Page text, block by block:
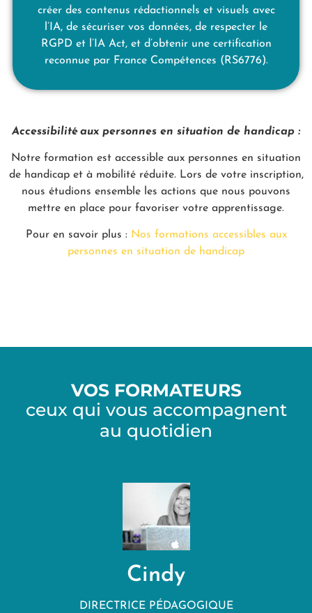
créer des contenus rédactionnels et visuels avec
l’IA, de sécuriser vos données, de respecter le
RGPD et l’IA Act, et d’obtenir une certification
reconnue par France Compétences (RS6776).
Accessibilité aux personnes en situation de handicap :
Notre formation est accessible aux personnes en situation
de handicap et à mobilité réduite. Lors de votre inscription,
nous étudions ensemble les actions que nous pouvons
mettre en place pour favoriser votre apprentissage.
Pour en savoir plus : Nos formations accessibles aux
personnes en situation de handicap
VOS FORMATEURS
ceux qui vous accompagnent
au quotidien
Cindy
DIRECTRICE PÉDAGOGIQUE